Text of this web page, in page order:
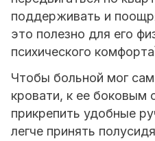
поддерживать и
это полезно для его
психического комфорта
Чтобы больной мог
кровати, к ее
прикрепить удобные
легче принять